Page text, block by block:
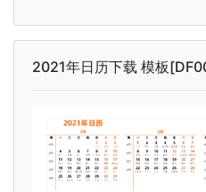
2021年日历下载 模板